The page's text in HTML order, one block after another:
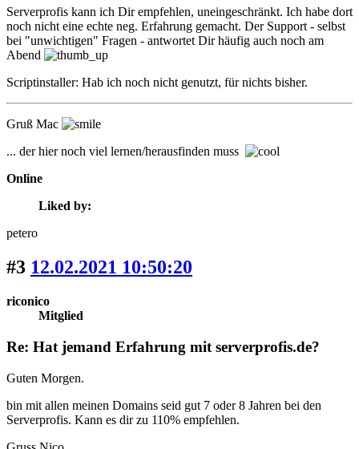
Serverprofis kann ich Dir empfehlen, uneingeschränkt. Ich habe dort
noch nicht eine echte neg. Erfahrung gemacht. Der Support - selbst
bei "unwichtigen" Fragen - antwortet Dir häufig auch noch am
Abend
Scriptinstaller: Hab ich noch nicht genutzt, für nichts bisher.
Gruß Mac
... der hier noch viel lernen/herausfinden muss
Online
Liked by:
petero
#3 12.02.2021 10:50:20
riconico
Mitglied
Re: Hat jemand Erfahrung mit serverprofis.de?
Guten Morgen.
bin mit allen meinen Domains seid gut 7 oder 8 Jahren bei den
Serverprofis. Kann es dir zu 110% empfehlen.